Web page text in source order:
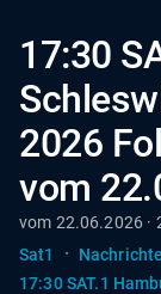
17:30
2026
vom
vom 22.06.2026 ·
Sat1
·
17:30 SAT.1